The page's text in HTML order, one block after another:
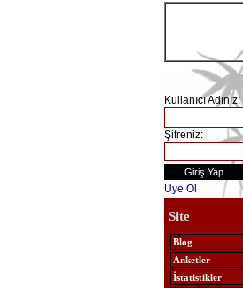
Kullanıcı Adınız:
Şifreniz:
Üye Ol
Site
Blog
Anketler
İstatistikler